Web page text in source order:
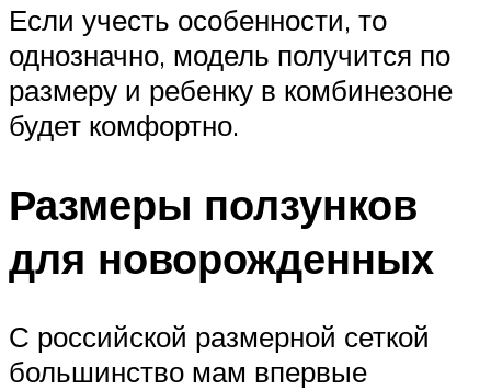
Если учесть особенности, то
однозначно, модель получится по
размеру и ребенку в комбинезоне
будет комфортно.
Размеры ползунков
для новорожденных
С российской размерной сеткой
большинство мам впервые